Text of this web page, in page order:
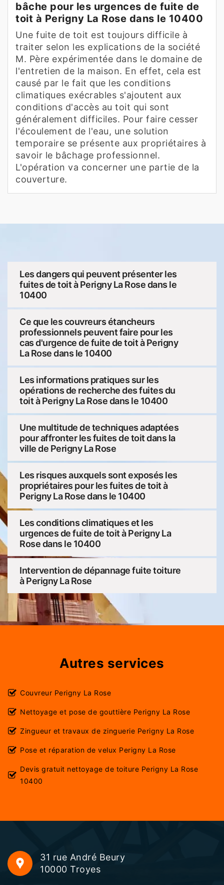
bâche pour les urgences de fuite de
toit à Perigny La Rose dans le 10400
Une fuite de toit est toujours difficile à
traiter selon les explications de la société
M. Père expérimentée dans le domaine de
l'entretien de la maison. En effet, cela est
causé par le fait que les conditions
climatiques exécrables s'ajoutent aux
conditions d'accès au toit qui sont
généralement difficiles. Pour faire cesser
l'écoulement de l'eau, une solution
temporaire se présente aux propriétaires à
savoir le bâchage professionnel.
L'opération va concerner une partie de la
couverture.
Les dangers qui peuvent présenter les
fuites de toit à Perigny La Rose dans le
10400
Ce que les couvreurs étancheurs
professionnels peuvent faire pour les
cas d'urgence de fuite de toit à Perigny
La Rose dans le 10400
Les informations pratiques sur les
opérations de recherche des fuites du
toit à Perigny La Rose dans le 10400
Une multitude de techniques adaptées
pour affronter les fuites de toit dans la
ville de Perigny La Rose
Les risques auxquels sont exposés les
propriétaires pour les fuites de toit à
Perigny La Rose dans le 10400
Les conditions climatiques et les
urgences de fuite de toit à Perigny La
Rose dans le 10400
Intervention de dépannage fuite toiture
à Perigny La Rose
Autres services
Couvreur Perigny La Rose
Nettoyage et pose de gouttière Perigny La Rose
Zingueur et travaux de zinguerie Perigny La Rose
Pose et réparation de velux Perigny La Rose
Devis gratuit nettoyage de toiture Perigny La Rose
10400
31 rue André Beury
10000 Troyes